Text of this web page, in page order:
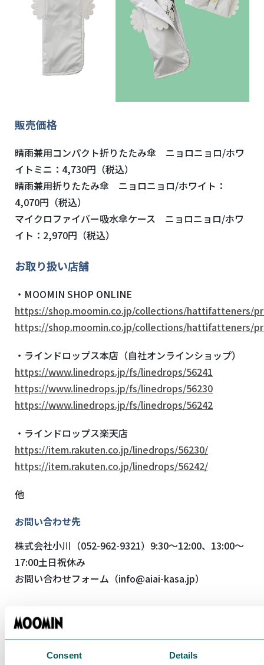
Consent Details
販売価格
晴雨兼用コンパクト折りたたみ傘 ニョロニョロ/ホワ
イトミニ：4,730円（税込）
晴雨兼用折りたたみ傘 ニョロニョロ/ホワイト：
4,070円（税込）
マイクロファイバー吸水傘ケース ニョロニョロ/ホワ
イト：2,970円（税込）
お取り扱い店舗
・MOOMIN SHOP ONLINE
https://shop.moomin.co.jp/collections/hattifatteners/
https://shop.moomin.co.jp/collections/hattifatteners/
・ラインドロップス本店（自社オンラインショップ）
https://www.linedrops.jp/fs/linedrops/56241
https://www.linedrops.jp/fs/linedrops/56230
https://www.linedrops.jp/fs/linedrops/56242
・ラインドロップス楽天店
https://item.rakuten.co.jp/linedrops/56230/
https://item.rakuten.co.jp/linedrops/56242/
他
お問い合わせ先
株式会社小川（052-962-9321）9:30〜12:00、13:00〜
17:00土日祝休み
お問い合わせフォーム（info@aiai-kasa.jp）
Related articles